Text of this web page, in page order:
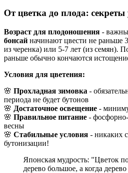
От цветка до плода: секреты
Возраст для плодоношения -
бонсай начинают цвести не раньше
из черенка) или 5-7 лет (из семян).
раньше обычно кончаются
Условия для цветения:
🌸 Прохладная зимовка -
периода не будет бутонов
🌸 Достаточное освещение -
🌸 Правильное питание -
весны
🌸 Стабильные условия - никаких
бутонизации!
Японская мудрость: "Цветок
дерево большое, а когда